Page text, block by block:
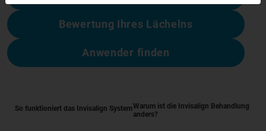
Bewertung Ihres Lächelns
Anwender finden
So funktioniert das Invisalign SystemWarum ist die Invisalign Behandlung
anders?